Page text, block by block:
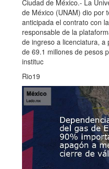
Ciudad de México.- La
de México (UNAM) dio por
anticipada el contrato con
responsable de la
de ingreso a licenciatura,
de 69.1 millones de pesos
instituc
Rio19